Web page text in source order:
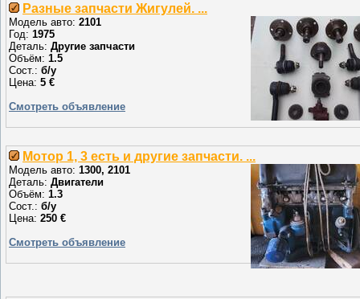
Разные запчасти Жигулей. ...
Модель авто: 2101
Год: 1975
Деталь: Другие запчасти
Объём: 1.5
Сост.: б/у
Цена: 5 €
Смотреть объявление
Мотор 1, 3 есть и другие запчасти. ...
Модель авто: 1300, 2101
Деталь: Двигатели
Объём: 1.3
Сост.: б/у
Цена: 250 €
Смотреть объявление